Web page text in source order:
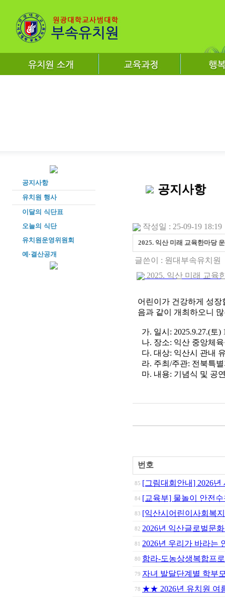
공지사항
유치원 행사
이달의 식단표
오늘의 식단
유치원운영위원회
예·결산공개
공지사항
작성일 : 25-09-19 18:19
2025. 익산 미래 교육한마당
글쓴이 : 원대부속유치원
2025. 익산 미래 교육
어린이가 건강하게 성장
음과 같이 개최하오니
가. 일시: 2025.9.27.(토)
나. 장소: 익산 중앙체
다. 대상: 익산시 관내
라. 주최/주관: 전북특
마. 내용: 기념식 및 공
번호
85 [그림대회안내] 2026
84 [교육부] 물놀이 안전
83 [익산시어린이사회복
82 2026년 익산글로벌문
81 2026년 우리가 바라는
80 함라-도농상생복합프
79 자녀 발달단계별 학부
78 ★★ 2026년 유치원 여